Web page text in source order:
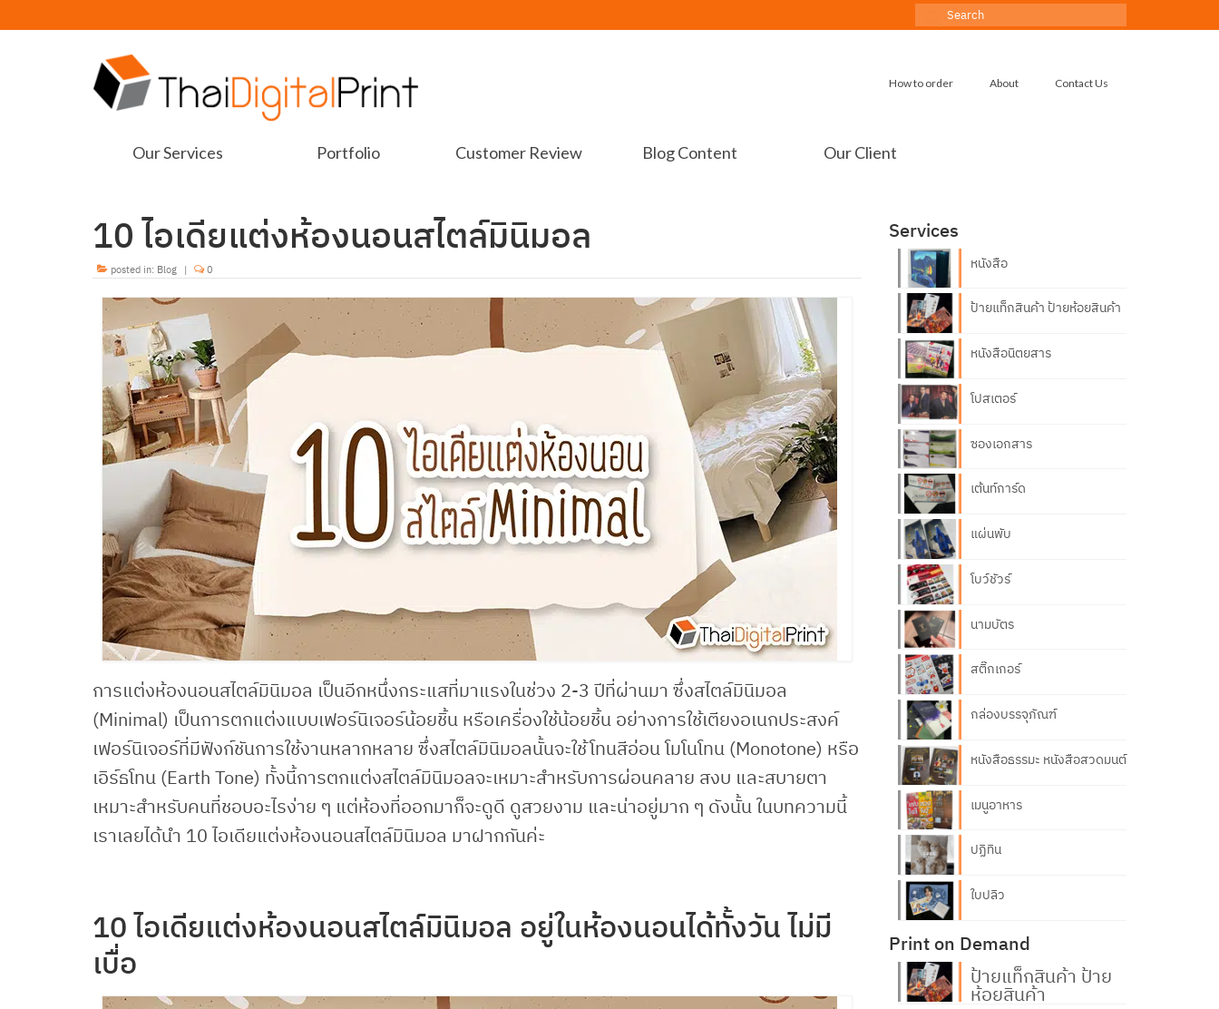
Search
How to order About Contact Us
Our Services Portfolio Customer Review Blog Content Our Client
10 ไอเดียแต่งห้องนอนสไตล์มินิมอล
posted in: Blog | 0
การแต่งห้องนอนสไตล์มินิมอล เป็นอีกหนึ่งกระแสที่มาแรงในช่วง 2-3 ปีที่ผ่านมา ซึ่งสไตล์มินิมอล
(Minimal) เป็นการตกแต่งแบบเฟอร์นิเจอร์น้อยชิ้น หรือเครื่องใช้น้อยชิ้น อย่างการใช้เตียงอเนกประสงค์
เฟอร์นิเจอร์ที่มีฟังก์ชันการใช้งานหลากหลาย ซึ่งสไตล์มินิมอลนั้นจะใช้โทนสีอ่อน โมโนโทน (Monotone) หรือ
เอิร์ธโทน (Earth Tone) ทั้งนี้การตกแต่งสไตล์มินิมอลจะเหมาะสำหรับการผ่อนคลาย สงบ และสบายตา
เหมาะสำหรับคนที่ชอบอะไรง่าย ๆ แต่ห้องที่ออกมาก็จะดูดี ดูสวยงาม และน่าอยู่มาก ๆ ดังนั้น ในบทความนี้
เราเลยได้นำ 10 ไอเดียแต่งห้องนอนสไตล์มินิมอล มาฝากกันค่ะ
10 ไอเดียแต่งห้องนอนสไตล์มินิมอล อยู่ในห้องนอนได้ทั้งวัน ไม่มี
เบื่อ
Services
หนังสือ
ป้ายแท็กสินค้า ป้ายห้อยสินค้า
หนังสือนิตยสาร
โปสเตอร์
ซองเอกสาร
เต้นท์การ์ด
แผ่นพับ
โบว์ชัวร์
นามบัตร
สติ๊กเกอร์
กล่องบรรจุภัณฑ์
หนังสือธรรมะ หนังสือสวดมนต์
เมนูอาหาร
ปฏิทิน
ใบปลิว
Print on Demand
ป้ายแท็กสินค้า ป้าย
ห้อยสินค้า